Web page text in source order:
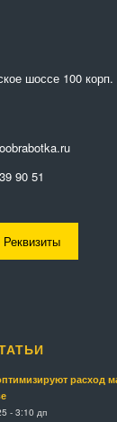
шоссе 100
90 51
Реквизиты
расход
- 3:10 дп